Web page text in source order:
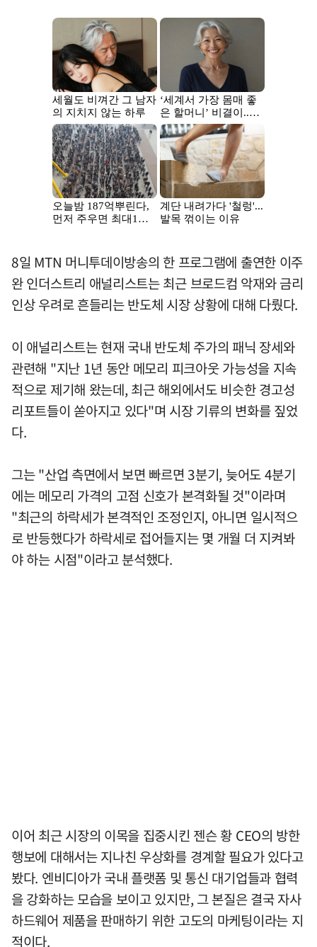
8일 MTN 머니투데이방송의 한 프로그램에 출연한 이주
완 인더스트리 애널리스트는 최근 브로드컴 악재와 금리
인상 우려로 흔들리는 반도체 시장 상황에 대해 다뤘다.
이 애널리스트는 현재 국내 반도체 주가의 패닉 장세와
관련해 "지난 1년 동안 메모리 피크아웃 가능성을 지속
적으로 제기해 왔는데, 최근 해외에서도 비슷한 경고성
리포트들이 쏟아지고 있다"며 시장 기류의 변화를 짚었
다.
그는 "산업 측면에서 보면 빠르면 3분기, 늦어도 4분기
에는 메모리 가격의 고점 신호가 본격화될 것"이라며
"최근의 하락세가 본격적인 조정인지, 아니면 일시적으
로 반등했다가 하락세로 접어들지는 몇 개월 더 지켜봐
야 하는 시점"이라고 분석했다.
이어 최근 시장의 이목을 집중시킨 젠슨 황 CEO의 방한
행보에 대해서는 지나친 우상화를 경계할 필요가 있다고
봤다. 엔비디아가 국내 플랫폼 및 통신 대기업들과 협력
을 강화하는 모습을 보이고 있지만, 그 본질은 결국 자사
하드웨어 제품을 판매하기 위한 고도의 마케팅이라는 지
적이다.